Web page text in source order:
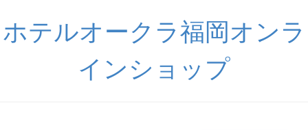
ホテルオークラ福岡オンラ
インショップ